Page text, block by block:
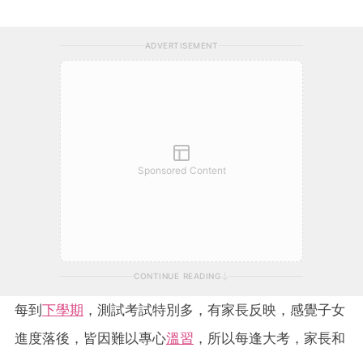
ADVERTISEMENT
Sponsored Content
CONTINUE READING
每到下學期 ，測試考試特別多，有家長反映，感覺子女
進度落後，皆因難以專心溫習 ，所以每逢大考，家長和